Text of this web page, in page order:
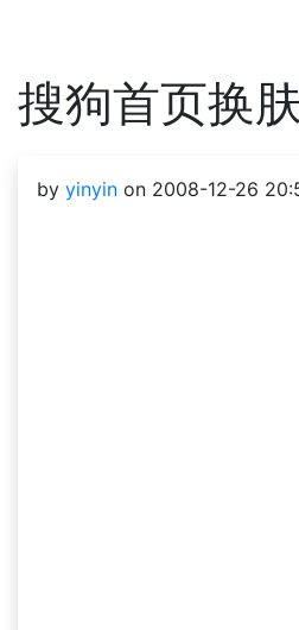
搜狗首页换
by yinyin on 2008-12-26